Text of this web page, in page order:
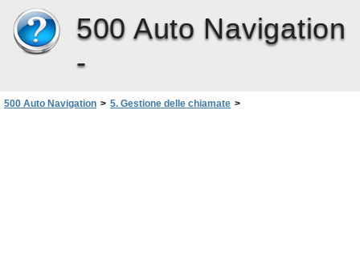
500 Auto Navigation
-
500 Auto Navigation > 5. Gestione delle chiamate >